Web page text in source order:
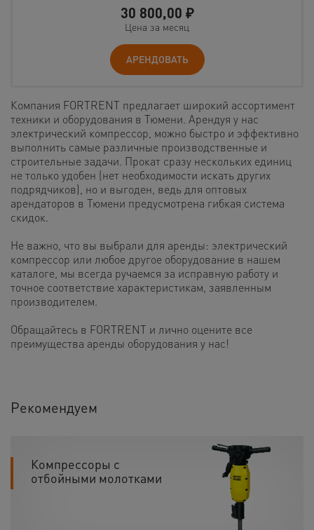
30 800,00 ₽
Цена за месяц
АРЕНДОВАТЬ
Компания FORTRENT предлагает широкий ассортимент
техники и оборудования в Тюмени. Арендуя у нас
электрический компрессор, можно быстро и эффективно
выполнить самые различные производственные и
строительные задачи. Прокат сразу нескольких единиц
не только удобен (нет необходимости искать других
подрядчиков), но и выгоден, ведь для оптовых
арендаторов в Тюмени предусмотрена гибкая система
скидок.
Не важно, что вы выбрали для аренды: электрический
компрессор или любое другое оборудование в нашем
каталоге, мы всегда ручаемся за исправную работу и
точное соответствие характеристикам, заявленным
производителем.
Обращайтесь в FORTRENT и лично оцените все
преимущества аренды оборудования у нас!
Рекомендуем
Компрессоры с
отбойными молотками